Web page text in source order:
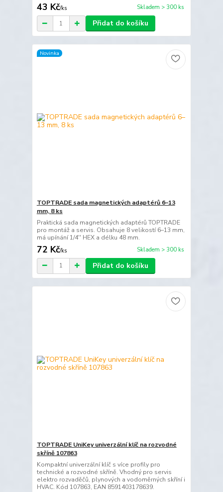
43 Kč/ks Skladem > 300 ks
Přidat do košíku
Novinka
TOPTRADE sada magnetických adaptérů 6–13
mm, 8 ks
Praktická sada magnetických adaptérů TOPTRADE
pro montáž a servis. Obsahuje 8 velikostí 6–13 mm,
má upínání 1/4'' HEX a délku 48 mm.
72 Kč/ks Skladem > 300 ks
Přidat do košíku
TOPTRADE UniKey univerzální klíč na rozvodné
skříně 107863
Kompaktní univerzální klíč s více profily pro
technické a rozvodné skříně. Vhodný pro servis
elektro rozvaděčů, plynových a vodoměrných skříní i
HVAC. Kód 107863, EAN 8591403178639.